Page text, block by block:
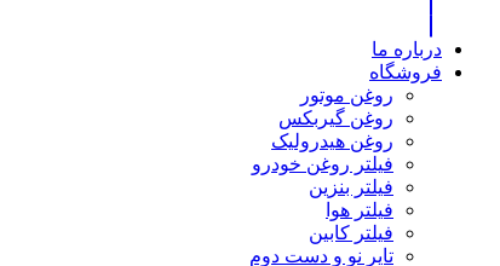
درباره ما
فروشگاه
روغن موتور
روغن گیربکس
روغن هیدرولیک
فیلتر روغن خودرو
فیلتر بنزین
فیلتر هوا
فیلتر کابین
تایر نو و دست دوم